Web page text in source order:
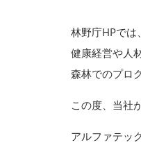
林野庁HPでは
健康経営や人
森林でのプロ
この度、当社
アルファテッ